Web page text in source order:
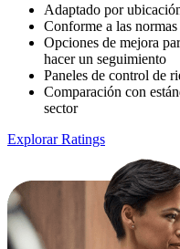
Adaptado por
Conforme a las
Opciones de mejora
hacer un seguimiento
Paneles de control de
Comparación con
sector
Explorar Ratings